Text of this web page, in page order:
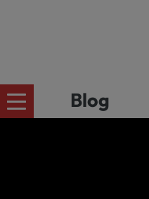
Blog